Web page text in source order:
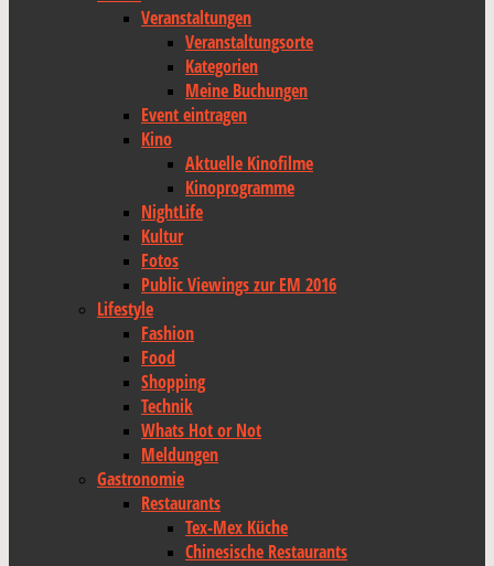
Veranstaltungen
Veranstaltungsorte
Kategorien
Meine Buchungen
Event eintragen
Kino
Aktuelle Kinofilme
Kinoprogramme
NightLife
Kultur
Fotos
Public Viewings zur EM 2016
Lifestyle
Fashion
Food
Shopping
Technik
Whats Hot or Not
Meldungen
Gastronomie
Restaurants
Tex-Mex Küche
Chinesische Restaurants